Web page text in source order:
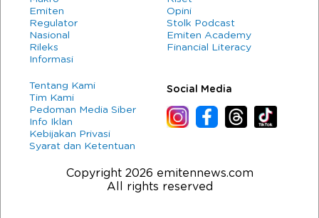
Emiten
Regulator
Nasional
Rileks
Informasi
Opini
Stolk Podcast
Emiten Academy
Financial Literacy
Tentang Kami
Tim Kami
Pedoman Media Siber
Info Iklan
Kebijakan Privasi
Syarat dan Ketentuan
Social Media
Copyright 2026 emitennews.com
All rights reserved